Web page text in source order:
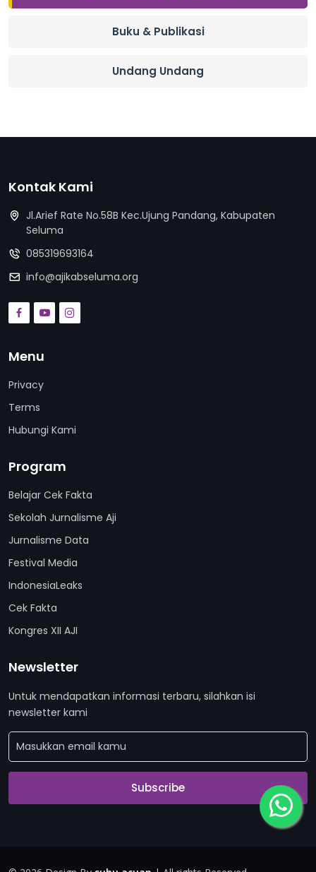
Buku & Publikasi
Undang Undang
Kontak Kami
Jl.Arief Rate No.58B Kec.Ujung Pandang, Kabupaten
Seluma
085319693164
info@ajikabseluma.org
Menu
Privacy
Terms
Hubungi Kami
Program
Belajar Cek Fakta
Sekolah Jurnalisme Aji
Jurnalisme Data
Festival Media
IndonesiaLeaks
Cek Fakta
Kongres XII AJI
Newsletter
Untuk mendapatkan informasi terbaru, silahkan isi
newsletter kami
Subscribe